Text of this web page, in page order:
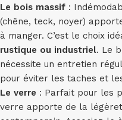
Le bois massif :
(chêne, teck, noyer)
à manger. C’est le choix
rustique ou industriel. Le
nécessite un entretien
pour éviter les taches et
Le verre : Parfait pour les
verre apporte de la